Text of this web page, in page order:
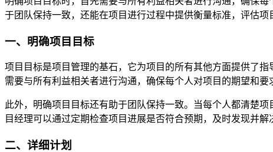
于团队保持一致，还能在项目进行过程中提供衡量标准，评估项
一、明确项目目标
项目目标是项目管理的基石，它为项目的所有其他方面提供了
需要与所有利益相关者进行沟通，确保每个人对项目的期望和
此外，明确项目目标还有助于团队保持一致。当每个人都清楚
目经理可以通过定期检查项目进展是否符合预期，及时发现并解
二、详细计划